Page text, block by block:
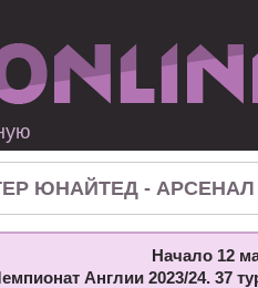
ЮНАЙТЕД -
Начало 12
Англии 2023/24. 37